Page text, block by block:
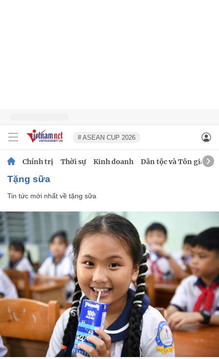
# ASEAN CUP 2026
Chính trị Thời sự Kinh doanh Dân tộc và Tôn giáo
tặng sữa
Tin tức mới nhất về tặng sữa